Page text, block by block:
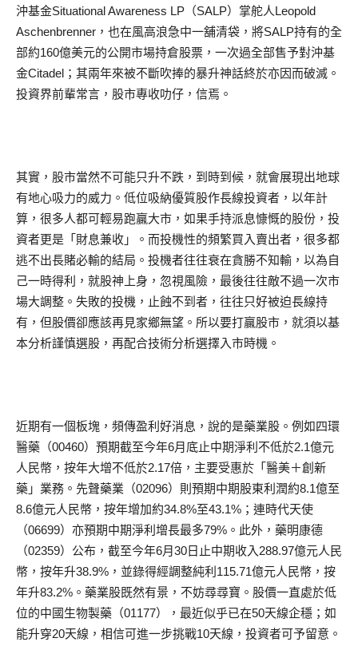
沖基金Situational Awareness LP（SALP）掌舵人Leopold
Aschenbrenner，也在風高浪急中一舖清袋，將SALP持有的全
部約160億美元的公開市場持倉股票，一次過全部售予對沖基
金Citadel；其兩年來被不斷吹捧的暴升神話終於亦因而破滅。
投資界前輩常言，股市專收叻仔，信焉。
其實，股市當然不可能只升不跌，到時到候，就會展現出地球
有地心吸力的威力。低位吸納優質股作長線投資者，以年計
算，很多人都可輕易跑贏大市，如果手持派息慷慨的股份，投
資者更是「財息兼收」。而投機性的頻繁買入賣出者，很多都
逃不出長賭必輸的結局。投機者往往衰在貪勝不知輸，以為自
己一時得利，就股神上身，忽視風險，最後往往敵不過一次市
場大調整。失敗的投機，止蝕不到者，往往只好被迫長線持
有，但股價卻應該再見家鄉無望。所以要打贏股市，就須以基
本分析謹慎選股，再配合技術分析選擇入市時機。
近期有一個板塊，頻傳盈利好消息，說的是藥業股。例如四環
醫藥（00460）預期截至今年6月底止中期淨利不低於2.1億元
人民幣，按年大增不低於2.17倍，主要受惠於「醫美＋創新
藥」業務。先聲藥業（02096）則預期中期股東利潤約8.1億至
8.6億元人民幣，按年增加約34.8%至43.1%；連時代天使
（06699）亦預期中期淨利增長最多79%。此外，藥明康德
（02359）公布，截至今年6月30日止中期收入288.97億元人民
幣，按年升38.9%，並錄得經調整純利115.71億元人民幣，按
年升83.2%。藥業股既然有景，不妨尋尋寶。股價一直處於低
位的中國生物製藥（01177），最近似乎已在50天線企穩；如
能升穿20天線，相信可進一步挑戰10天線，投資者可予留意。